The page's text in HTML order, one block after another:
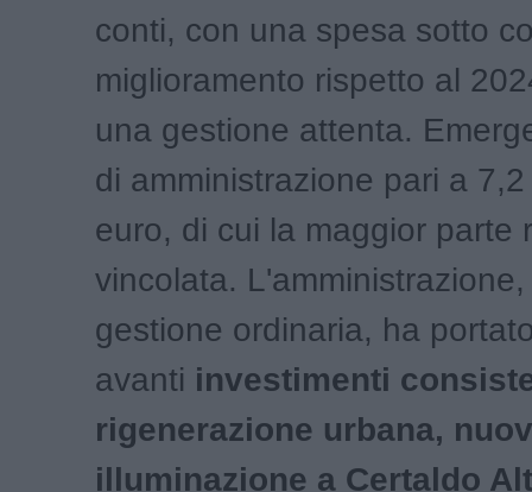
conti, con una spesa sotto
miglioramento rispetto al
una gestione attenta.
di amministrazione pari a
euro, di cui la maggior parte
vincolata.
gestione ordinaria, ha
avanti investimenti
rigenerazione urbana,
illuminazione a Certaldo